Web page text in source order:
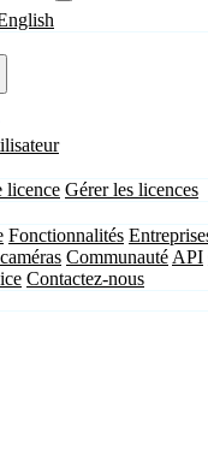
licence Gérer les licences
Fonctionnalités
Communauté API
Contactez-nous